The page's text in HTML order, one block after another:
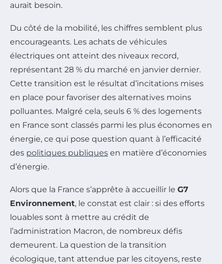
aurait besoin.
Du côté de la mobilité, les chiffres semblent plus
encourageants. Les achats de véhicules
électriques ont atteint des niveaux record,
représentant 28 % du marché en janvier dernier.
Cette transition est le résultat d’incitations mises
en place pour favoriser des alternatives moins
polluantes. Malgré cela, seuls 6 % des logements
en France sont classés parmi les plus économes en
énergie, ce qui pose question quant à l’efficacité
des politiques publiques en matière d’économies
d’énergie.
Alors que la France s’apprête à accueillir le G7
Environnement, le constat est clair : si des efforts
louables sont à mettre au crédit de
l’administration Macron, de nombreux défis
demeurent. La question de la transition
écologique, tant attendue par les citoyens, reste